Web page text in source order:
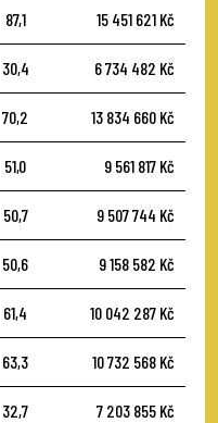
87,1 15 451 621 Kč
30,4 6 734 482 Kč
70,2 13 834 660 Kč
51,0 9 561 817 Kč
50,7 9 507 744 Kč
50,6 9 158 582 Kč
61,4 10 042 287 Kč
63,3 10 732 568 Kč
32,7 7 203 855 Kč